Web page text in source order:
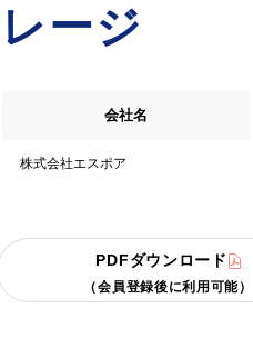
ージ
会社名
株式会社エスポア
PDFダウンロード
（会員登録後に利用可能）